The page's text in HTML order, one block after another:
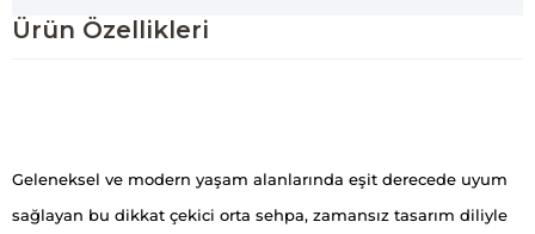
Ürün Özellikleri
Geleneksel ve modern yaşam alanlarında eşit derecede uyum
sağlayan bu dikkat çekici orta sehpa, zamansız tasarım diliyle